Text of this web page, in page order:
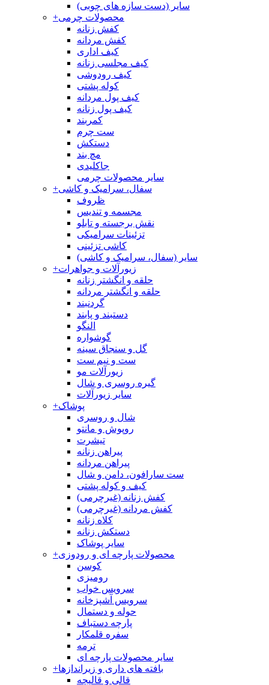
سایر (دست سازه های چوبی)
+محصولات چرمی
کفش زنانه
کفش مردانه
کیف اداری
کیف مجلسی زنانه
کیف رودوشی
کوله پشتی
کیف پول مردانه
کیف پول زنانه
کمربند
ست چرم
دستکش
مچ بند
جاکلیدی
سایر محصولات چرمی
+سفال، سرامیک و کاشی
ظروف
مجسمه و تندیس
نقش برجسته و تابلو
تزئینات سرامیکی
کاشی تزئینی
سایر (سفال، سرامیک و کاشی)
+زیورآلات و جواهرات
حلقه و انگشتر زنانه
حلقه و انگشتر مردانه
گردنبند
دستبند و پابند
النگو
گوشواره
گل و سنجاق سینه
ست و نیم ست
زیورآلات مو
گیره روسری و شال
سایر زیورآلات
+پوشاک
شال و روسری
روپوش و مانتو
تیشرت
پیراهن زنانه
پیراهن مردانه
ست سارافون، دامن و شال
کیف و کوله پشتی
کفش زنانه (غیرچرمی)
کفش مردانه (غیرچرمی)
کلاه زنانه
دستکش زنانه
سایر پوشاک
+محصولات پارچه ای و رودوزی
کوسن
رومیزی
سرویس خواب
سرویس آشپزخانه
حوله و دستمال
پارچه دستباف
سفره قلمکار
ترمه
سایر محصولات پارچه ای
+بافته های داری و زیراندازها
قالی و قالیچه